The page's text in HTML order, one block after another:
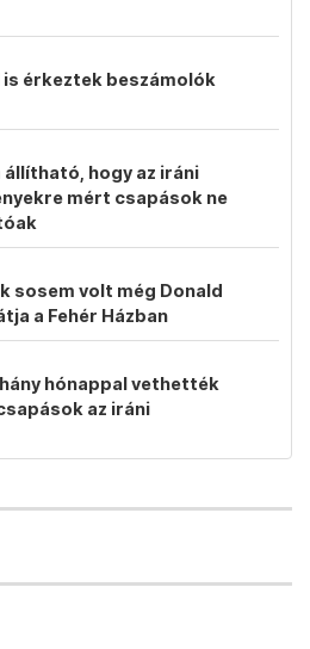
érkeztek beszámolók
állítható, hogy az iráni
mért csapások ne
sosem volt még Donald
a Fehér Házban
hónappal vethették
az iráni